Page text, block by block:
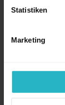
Statistiken
Marketing
keine
sollten.
von
verlangen